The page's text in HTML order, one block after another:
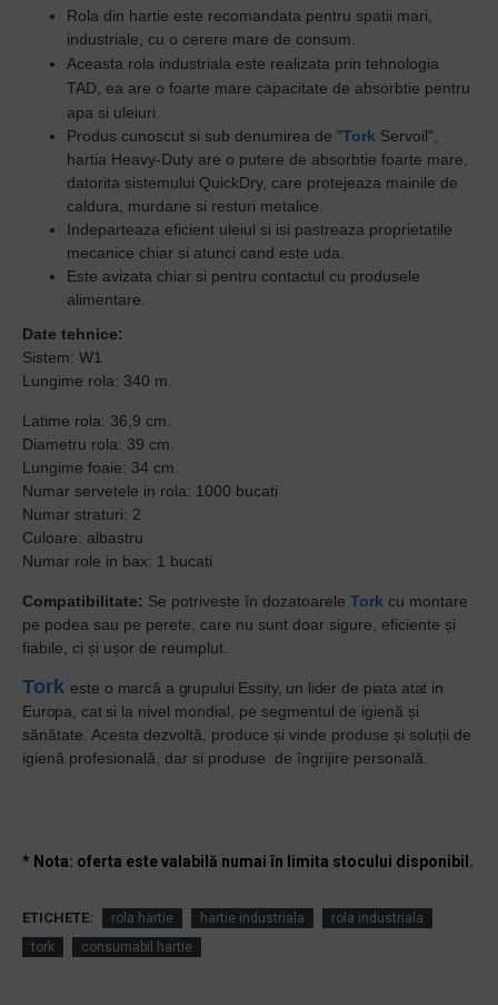
Rola din hartie este recomandata pentru spatii mari,
industriale, cu o cerere mare de consum.
Aceasta rola industriala este realizata prin tehnologia
TAD, ea are o foarte mare capacitate de absorbtie pentru
apa si uleiuri.
Produs cunoscut si sub denumirea de "Tork Servoil",
hartia Heavy-Duty are o putere de absorbtie foarte mare,
datorita sistemului QuickDry, care protejeaza mainile de
caldura, murdarie si resturi metalice.
Indeparteaza eficient uleiul si isi pastreaza proprietatile
mecanice chiar si atunci cand este uda.
Este avizata chiar si pentru contactul cu produsele
alimentare.
Date tehnice:
Sistem: W1
Lungime rola: 340 m.
Latime rola: 36,9 cm.
Diametru rola: 39 cm.
Lungime foaie: 34 cm.
Numar servetele in rola: 1000 bucati
Numar straturi: 2
Culoare: albastru
Numar role in bax: 1 bucati
Compatibilitate: Se potriveste în dozatoarele Tork cu montare
pe podea sau pe perete, care nu sunt doar sigure, eficiente și
fiabile, ci și ușor de reumplut.
Tor k este o marcă a grupului Essity, un lider de piata atat in
Europa, cat si la nivel mondial, pe segmentul de igienă și
sănătate. Acesta dezvoltă, produce și vinde produse și soluții de
igienă profesională, dar si produse de îngrijire personală.
* Nota: oferta este valabilă numai în limita stocului disponibil.
ETICHETE: rola hartie hartie industriala
rola industriala
tork
consumabil hartie